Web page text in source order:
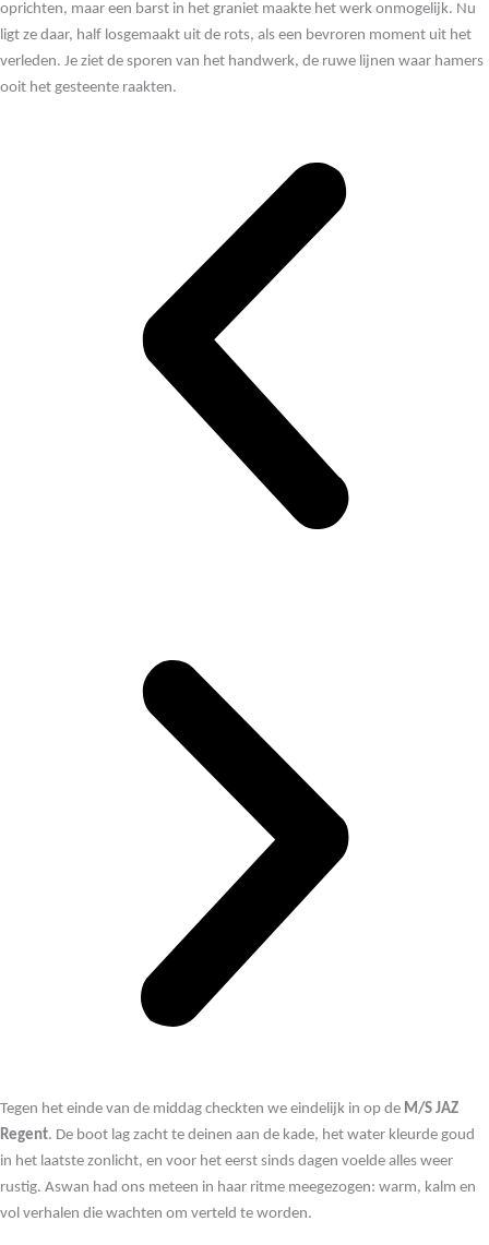
oprichten, maar een barst in het graniet maakte het werk onmogelijk. Nu
ligt ze daar, half losgemaakt uit de rots, als een bevroren moment uit het
verleden. Je ziet de sporen van het handwerk, de ruwe lijnen waar hamers
ooit het gesteente raakten.
Tegen het einde van de middag checkten we eindelijk in op de M/S JAZ
Regent. De boot lag zacht te deinen aan de kade, het water kleurde goud
in het laatste zonlicht, en voor het eerst sinds dagen voelde alles weer
rustig. Aswan had ons meteen in haar ritme meegezogen: warm, kalm en
vol verhalen die wachten om verteld te worden.